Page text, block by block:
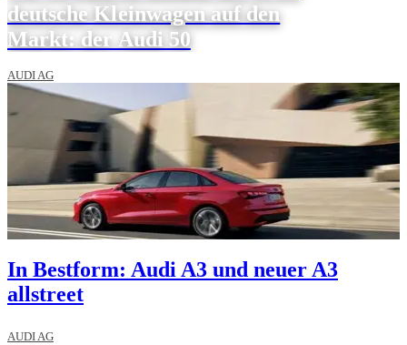
deutsche Kleinwagen auf den
Markt: der Audi 50
AUDI AG
In Bestform: Audi A3 und neuer A3
allstreet
AUDI AG